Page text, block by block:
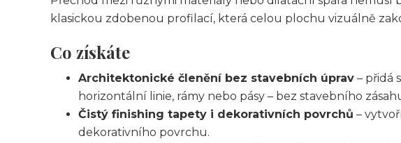
klasickou zdobenou profilací, která celou plochu vizuálně
Co získáte
Architektonické členění bez stavebních úprav – přidá
horizontální linie, rámy nebo pásy – bez stavebního
Čistý finishing tapety i dekorativních povrchů –
dekorativního povrchu.